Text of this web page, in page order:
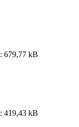
679,77 kB
419,43 kB